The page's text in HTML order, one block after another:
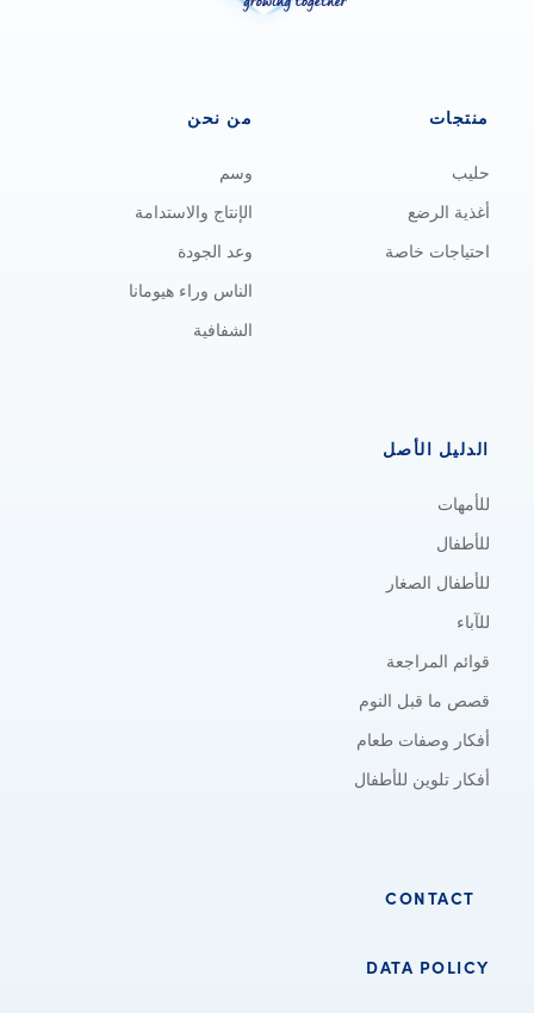
منتجات
حليب
أغذية الرضع
احتياجات خاصة
من نحن
وسم
الإنتاج والاستدامة
وعد الجودة
الناس وراء هيومانا
الشفافية
الدليل الأصل
للأمهات
للأطفال
للأطفال الصغار
للآباء
قوائم المراجعة
قصص ما قبل النوم
أفكار وصفات طعام
أفكار تلوين للأطفال
CONTACT
DATA POLICY